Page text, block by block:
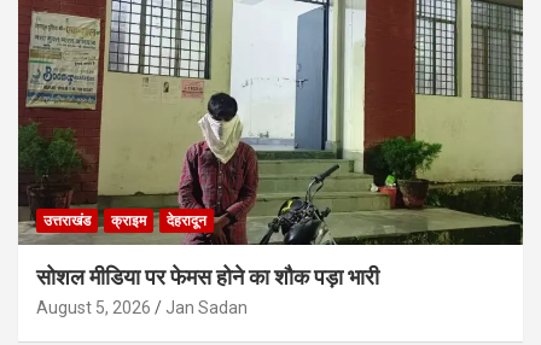
उत्तराखंड क्राइम देहरादून
सोशल मीडिया पर फेमस होने का शौक पड़ा भारी
August 5, 2026 Jan Sadan